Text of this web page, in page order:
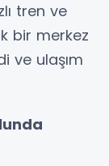
tren ve
bir merkez
ve ulaşım